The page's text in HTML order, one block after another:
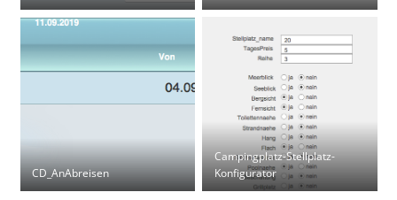
CD_AnAbreisen
Campingplatz-Stellplatz-
Konfigurator